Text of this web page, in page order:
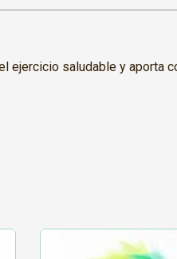
ejercicio saludable y aporta